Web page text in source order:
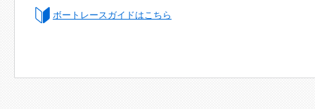
ボートレースガイドはこちら